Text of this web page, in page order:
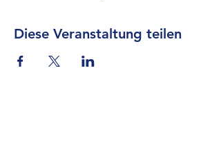
Diese Veranstaltung teilen